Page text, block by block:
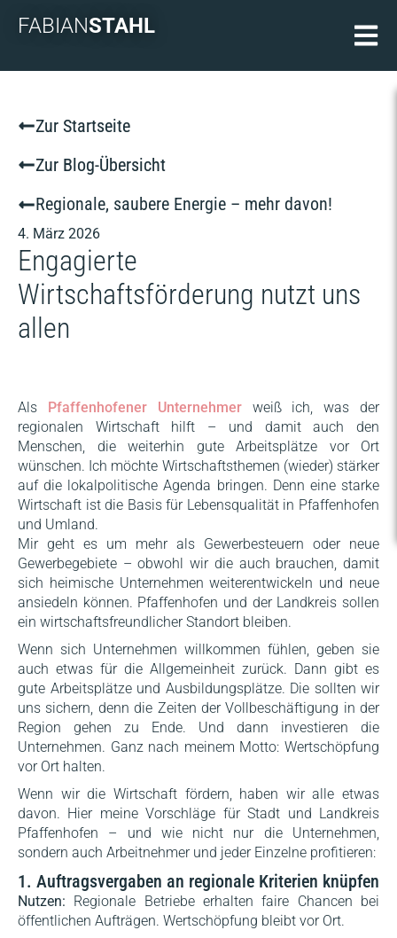
FABIANSTAHL
Zur Startseite
Zur Blog-Übersicht
Regionale, saubere Energie – mehr davon!
4. März 2026
Engagierte
Wirtschaftsförderung nutzt uns
allen
Als Pfaffenhofener Unternehmerweiß ich, was der
regionalen Wirtschaft hilft – und damit auch den
Menschen, die weiterhin gute Arbeitsplätze vor Ort
wünschen. Ich möchte Wirtschaftsthemen (wieder) stärker
auf die lokalpolitische Agenda bringen. Denn eine starke
Wirtschaft ist die Basis für Lebensqualität in Pfaffenhofen
und Umland.
Mir geht es um mehr als Gewerbesteuern oder neue
Gewerbegebiete – obwohl wir die auch brauchen, damit
sich heimische Unternehmen weiterentwickeln und neue
ansiedeln können. Pfaffenhofen und der Landkreis sollen
ein wirtschaftsfreundlicher Standort bleiben.
Wenn sich Unternehmen willkommen fühlen, geben sie
auch etwas für die Allgemeinheit zurück. Dann gibt es
gute Arbeitsplätze und Ausbildungsplätze. Die sollten wir
uns sichern, denn die Zeiten der Vollbeschäftigung in der
Region gehen zu Ende. Und dann investieren die
Unternehmen. Ganz nach meinem Motto: Wertschöpfung
vor Ort halten.
Wenn wir die Wirtschaft fördern, haben wir alle etwas
davon. Hier meine Vorschläge für Stadt und Landkreis
Pfaffenhofen – und wie nicht nur die Unternehmen,
sondern auch Arbeitnehmer und jeder Einzelne profitieren:
1. Auftragsvergaben an regionale Kriterien knüpfen
Nutzen: Regionale Betriebe erhalten faire Chancen bei
öffentlichen Aufträgen. Wertschöpfung bleibt vor Ort.